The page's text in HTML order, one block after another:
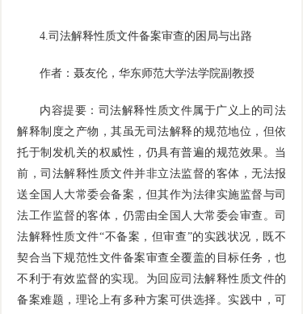
4.司法解释性质文件备案审查的困局与出路
作者：聂友伦，华东师范大学法学院副教授
内容提要：司法解释性质文件属于广义上的司法
解释制度之产物，其虽无司法解释的规范地位，但依
托于制发机关的权威性，仍具有普遍的规范效果。当
前，司法解释性质文件并非立法监督的客体，无法报
送全国人大常委会备案，但其作为法律实施监督与司
法工作监督的客体，仍需由全国人大常委会审查。司
法解释性质文件“不备案，但审查”的实践状况，既不
契合当下规范性文件备案审查全覆盖的目标任务，也
不利于有效监督的实现。为回应司法解释性质文件的
备案难题，理论上有多种方案可供选择。实践中，可